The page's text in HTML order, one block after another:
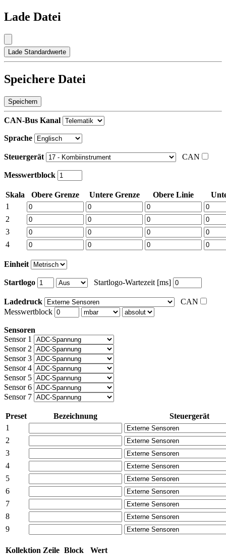
Lade Datei
Lade Standardwerte
Speichere Datei
Speichern
CAN-Bus Kanal
Sprache
Steuergerät CAN
Messwertblock
Skala Obere Grenze Untere Grenze Obere Linie
1
2
3
4
Einheit
Startlogo Startlogo-Wartezeit [ms]
Ladedruck
CAN
Messwertblock
Sensoren
Sensor 1
Sensor 2
Sensor 3
Sensor 4
Sensor 5
Sensor 6
Sensor 7
Preset Bezeichnung
Steuergerät
1
2
3
4
5
6
7
8
9
Kollektion Zeile Block
Wert